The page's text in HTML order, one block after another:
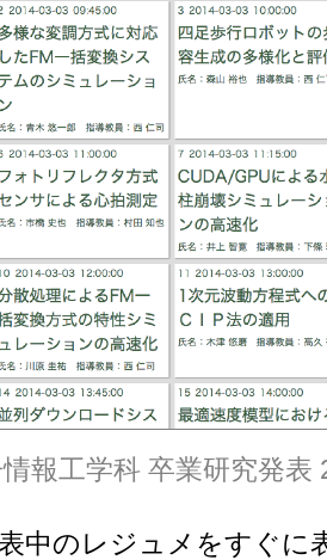
情報工学科 卒業研究発表
中のレジュメをすぐに